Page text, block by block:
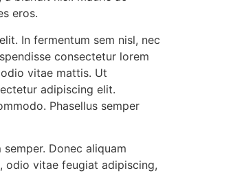
eros.
In fermentum sem nisl, nec
consectetur lorem
vitae mattis. Ut
adipiscing elit.
Phasellus semper
Donec aliquam
odio vitae feugiat adipiscing,